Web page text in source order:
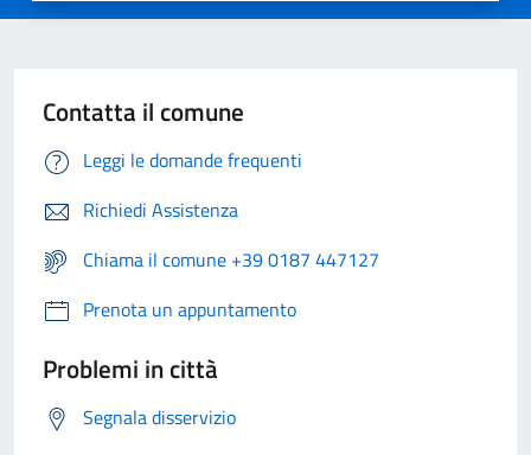
Contatta il comune
Leggi le domande frequenti
Richiedi Assistenza
Chiama il comune +39 0187 447127
Prenota un appuntamento
Problemi in città
Segnala disservizio